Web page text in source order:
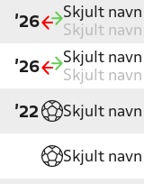
'26
Skjult navn
Skjult navn
'26
Skjult navn
Skjult navn
'22 Skjult navn
Skjult navn